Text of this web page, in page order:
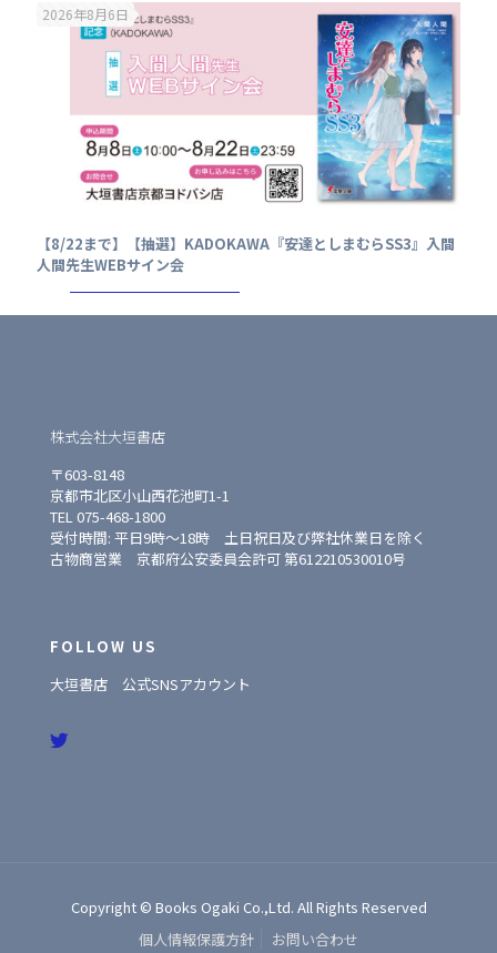
2026年8月6日
【8/22まで】【抽選】KADOKAWA『安達としまむらSS3』入間
人間先生WEBサイン会
株式会社大垣書店
〒603-8148
京都市北区小山西花池町1-1
TEL 075-468-1800
受付時間: 平日9時〜18時 土日祝日及び弊社休業日を除く
古物商営業 京都府公安委員会許可 第612210530010号
FOLLOW US
大垣書店 公式SNSアカウント
Copyright © Books Ogaki Co.,Ltd. All Rights Reserved
個人情報保護方針
お問い合わせ